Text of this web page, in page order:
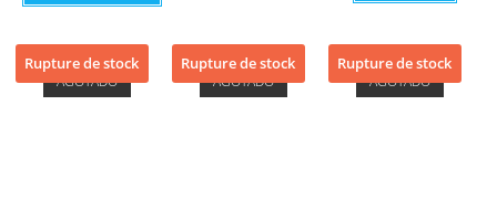
Rupture de stock
AGOTADO
Rupture de stock
AGOTADO
Rupture de stock
AGOTADO